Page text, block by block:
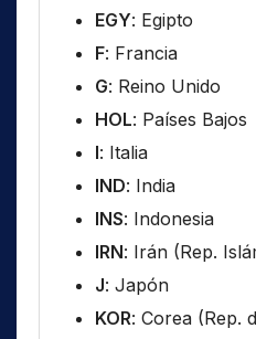
EGY: Egipto
F: Francia
G: Reino Unido
HOL: Países Bajos
I: Italia
IND: India
INS: Indonesia
IRN: Irán (Rep.
J: Japón
KOR: Corea (Rep.